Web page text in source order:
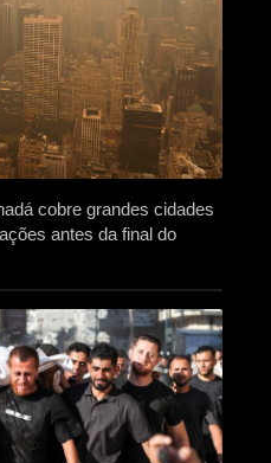
cobre grandes cidades
antes da final do